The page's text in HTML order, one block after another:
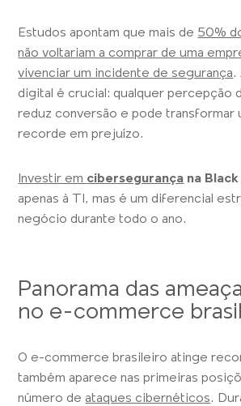
Estudos apontam que mais de 50%
não voltariam a comprar de uma
vivenciar um incidente de segurança.
digital é crucial: qualquer percepção
reduz conversão e pode transformar
recorde em prejuízo.
Investir em cibersegurança na
apenas à TI, mas é um diferencial
negócio durante todo o ano.
Panorama das
no e-commerce
O e-commerce brasileiro atinge
também aparece nas primeiras
número de ataques cibernéticos.